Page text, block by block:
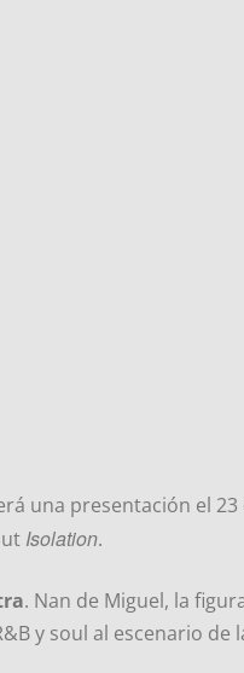
una presentación el 23
Isolation.
. Nan de Miguel, la
y soul al escenario de